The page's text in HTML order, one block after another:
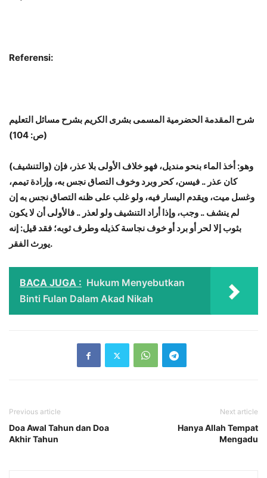
Referensi:
شرح المقدمة الحضرمية المسمى بشرى الكريم بشرح مسائل التعليم
(ص: 104)
(والتنشيف) وهو: أخذ الماء بنحو منديل، فهو خلاف الأولى بلا عذر، فإن
كان عذر .. فيسن، كحر وبرد وخوف التصاق نجس به، وإرادة تيمم،
وغسل ميت، ويقدم اليسار فيه، ولو غلب على ظنه التصاق نجس به إن
لم ينشف .. وجب، وإذا أراد التنشيف ولو لعذر .. فالأولى أن لا يكون
بثوب إلا لحر أو برد أو خوف نجاسة كذيله وطرف ثوبه؛ فقد قيل: إنه
يورث الفقر.
BACA JUGA : Hukum Menyebutkan
Binti Fulan Dalam Akad Nikah
Previous article
Doa Awal Tahun dan Doa
Akhir Tahun
Next article
Hanya Allah Tempat
Mengadu